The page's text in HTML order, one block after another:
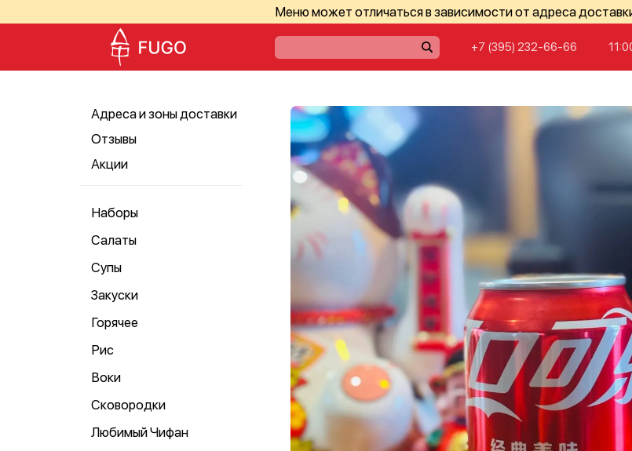
Меню может отличаться в зависимости от адреса
+7 (395) 232-66-66
Адреса и зоны доставки
Отзывы
Акции
Наборы
Салаты
Супы
Закуски
Горячее
Рис
Воки
Сковородки
Любимый Чифан